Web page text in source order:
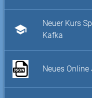
school
Neuer Kurs
Kafka
Neues Online